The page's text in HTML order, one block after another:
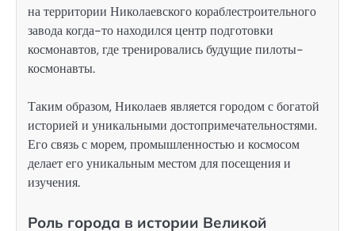
на территории Николаевского кораблестроительного
завода когда-то находился центр подготовки
космонавтов, где тренировались будущие пилоты-
космонавты.
Таким образом, Николаев является городом с богатой
историей и уникальными достопримечательностями.
Его связь с морем, промышленностью и космосом
делает его уникальным местом для посещения и
изучения.
Роль города в истории Великой